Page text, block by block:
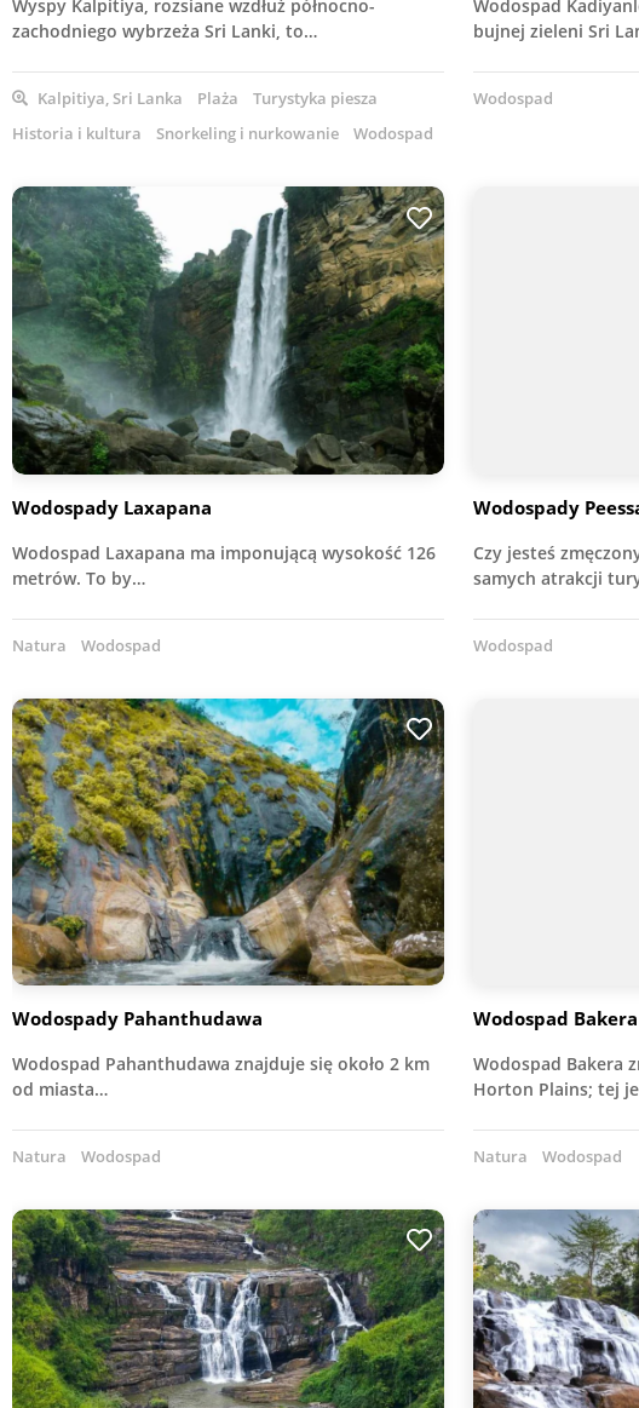
Wyspy Kalpitiya, rozsiane wzdłuż północno-
zachodniego wybrzeża Sri Lanki, to…
Kalpitiya, Sri Lanka Plaża
Turystyka piesza
Historia i kultura
Snorkeling i nurkowanie Wodospad
Wodospad
bujnej zieleni Sri
Wodospad
Wodospady Laxapana
Wodospad Laxapana ma imponującą wysokość 126
metrów. To by…
Natura Wodospad
Wodospady
Czy jesteś
samych atrakcji
Wodospad
Wodospady Pahanthudawa
Wodospad Pahanthudawa znajduje się około 2 km
od miasta…
Natura Wodospad
Wodospad Bakera
Wodospad Bakera
Horton Plains; tej
Natura Wodospad